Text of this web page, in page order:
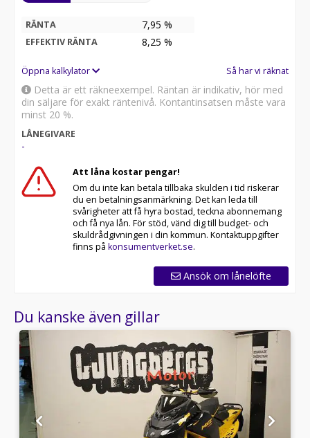
RÄNTA 7,95 %
EFFEKTIV RÄNTA 8,25 %
Öppna kalkylator Så har vi räknat
Detta är ett räkneexempel. Räntan är indikativ, hör med
din säljare för exakt räntenivå. Kontantinsatsen måste vara
minst 20 %.
LÅNEGIVARE
-
Att låna kostar pengar!
Om du inte kan betala tillbaka skulden i tid riskerar
du en betalningsanmärkning. Det kan leda till
svårigheter att få hyra bostad, teckna abonnemang
och få nya lån. För stöd, vänd dig till budget- och
skuldrådgivningen i din kommun. Kontaktuppgifter
finns på konsumentverket.se.
Ansök om lånelöfte
Du kanske även gillar